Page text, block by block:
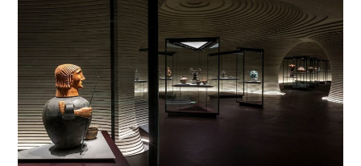
Fondazione
Milano